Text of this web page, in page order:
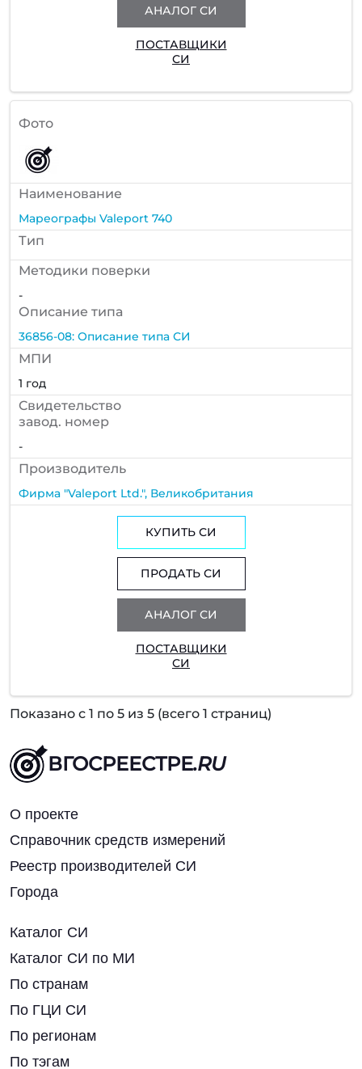
АНАЛОГ СИ
ПОСТАВЩИКИ
СИ
Фото
Наименование
Мареографы Valeport 740
Тип
Методики поверки
-
Описание типа
36856-08: Описание типа СИ
МПИ
1 год
Cвидетельство
завод. номер
-
Производитель
Фирма "Valeport Ltd.", Великобритания
КУПИТЬ СИ
ПРОДАТЬ СИ
АНАЛОГ СИ
ПОСТАВЩИКИ
СИ
Показано с 1 по 5 из 5 (всего 1 страниц)
ВГОСРЕЕСТРЕ.RU
О проекте
Справочник средств измерений
Реестр производителей СИ
Города
Каталог СИ
Каталог СИ по МИ
По странам
По ГЦИ СИ
По регионам
По тэгам